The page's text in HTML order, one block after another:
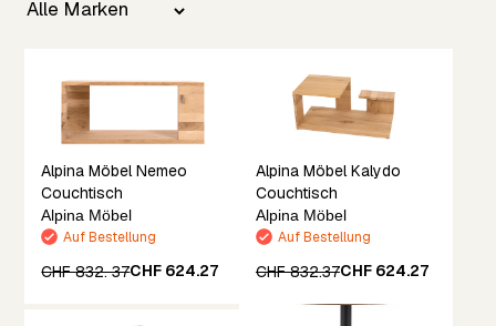
Alpina Möbel Nemeo
Couchtisch
Alpina Möbel
Auf Bestellung
CHF 832. 37CHF 624.27
Alpina Möbel Kalydo
Couchtisch
Alpina Möbel
Auf Bestellung
CHF 832.37CHF 624.27